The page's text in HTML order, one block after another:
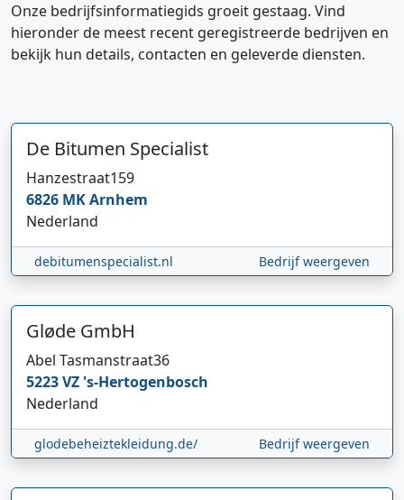
Onze bedrijfsinformatiegids groeit gestaag. Vind
hieronder de meest recent geregistreerde bedrijven en
bekijk hun details, contacten en geleverde diensten.
De Bitumen Specialist
Hanzestraat159
6826 MKArnhem
Nederland
debitumenspecialist.nl Bedrijf weergeven
Gløde GmbH
Abel Tasmanstraat36
5223 VZ 's-Hertogenbosch
Nederland
glodebeheiztekleidung.de/ Bedrijf weergeven